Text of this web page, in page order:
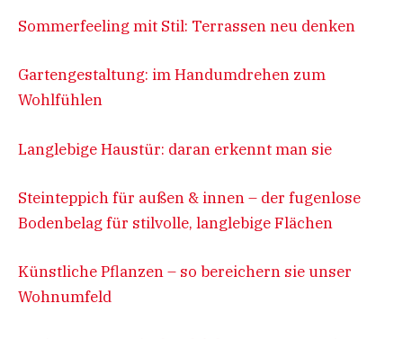
Sommerfeeling mit Stil: Terrassen neu denken
Gartengestaltung: im Handumdrehen zum
Wohlfühlen
Langlebige Haustür: daran erkennt man sie
Steinteppich für außen & innen – der fugenlose
Bodenbelag für stilvolle, langlebige Flächen
Künstliche Pflanzen – so bereichern sie unser
Wohnumfeld